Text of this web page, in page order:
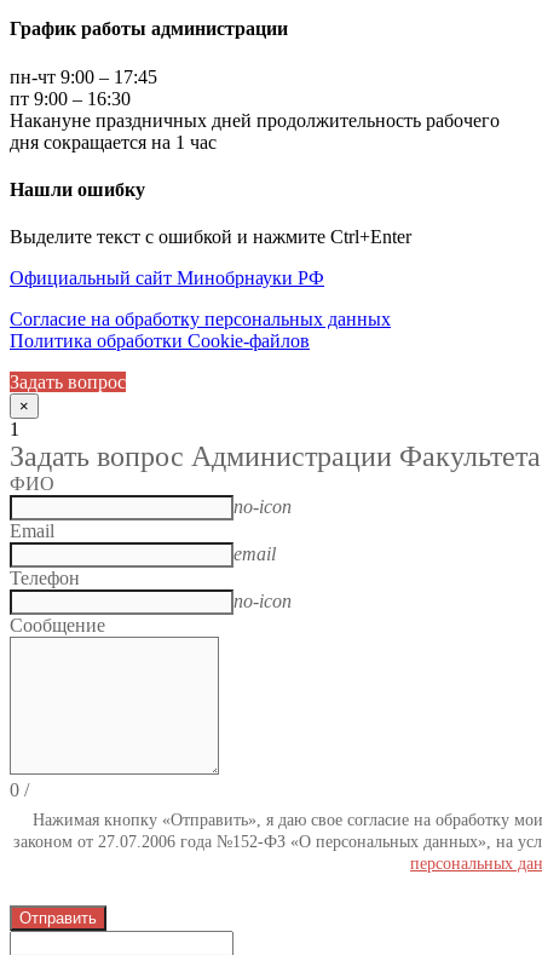
График работы администрации
пн-чт 9:00 – 17:45
пт 9:00 – 16:30
Накануне праздничных дней продолжительность рабочего
дня сокращается на 1 час
Нашли ошибку
Выделите текст с ошибкой и нажмите Ctrl+Enter
Официальный сайт Минобрнауки РФ
Согласие на обработку персональных данных
Политика обработки Cookie-файлов
Задать вопрос
×
1
Задать вопрос Администрации Факультета
ФИО
no-icon
Email
email
Телефон
no-icon
Сообщение
0 /
Нажимая кнопку «Отправить», я даю свое согласие на обработку
законом от 27.07.2006 года №152-ФЗ «О персональных данных», на
персональных
Отправить